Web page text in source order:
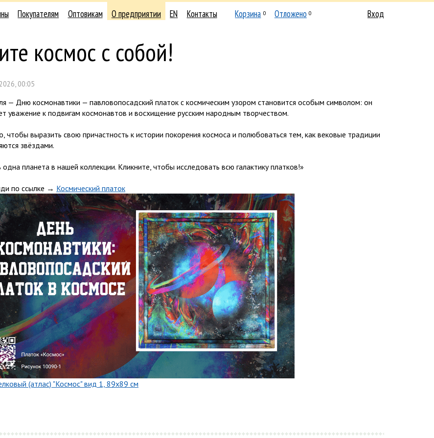
Покупателям Оптовикам О предприятии EN Контакты Корзина 0 Отложено 0 Вход
космос с собой!
00:05
— Дню космонавтики — павловопосадский платок с космическим узором становится особым символом: он
уважение к подвигам космонавтов и восхищение русским народным творчеством.
чтобы выразить свою причастность к истории покорения космоса и полюбоваться тем, как вековые традиции
звёздами.
планета в нашей коллекции. Кликните, чтобы исследовать всю галактику платков!»
по ссылке → Космический платок
(атлас) "Космос" вид 1, 89x89 см